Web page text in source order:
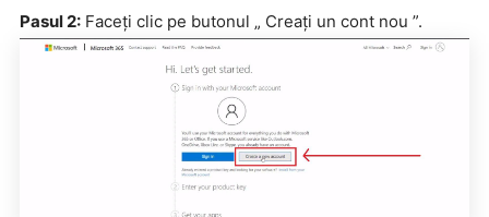
Pasul 2: Faceți clic pe butonul „ Creați un cont nou ”.